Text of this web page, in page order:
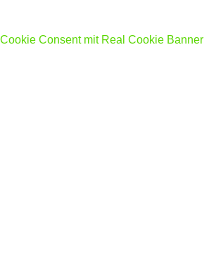
Cookie Consent mit Real Cookie Banner